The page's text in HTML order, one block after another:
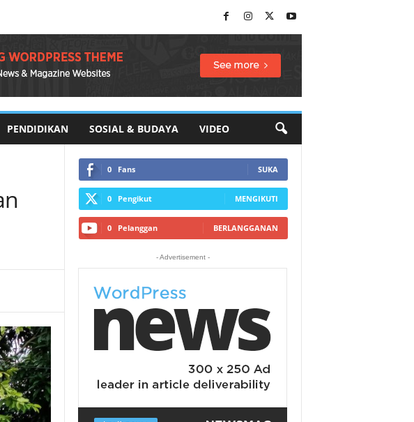
PENDIDIKAN SOSIAL & BUDAYA VIDEO
0 Fans SUKA
0 Pengikut MENGIKUTI
0 Pelanggan BERLANGGANAN
- Advertisement -